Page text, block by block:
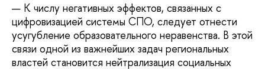
К числу негативных эффектов, связанных с
цифровизацией системы СПО, следует отнести
усугубление образовательного неравенства. В этой
связи одной из важнейших задач региональных
властей становится нейтрализация социальных